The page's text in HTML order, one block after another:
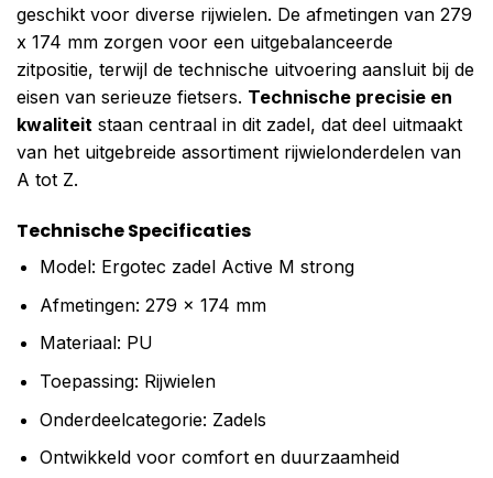
geschikt voor diverse rijwielen. De afmetingen van 279
x 174 mm zorgen voor een uitgebalanceerde
zitpositie, terwijl de technische uitvoering aansluit bij de
eisen van serieuze fietsers. Technische precisie en
kwaliteit staan centraal in dit zadel, dat deel uitmaakt
van het uitgebreide assortiment rijwielonderdelen van
A tot Z.
Technische Specificaties
Model: Ergotec zadel Active M strong
Afmetingen: 279 x 174 mm
Materiaal: PU
Toepassing: Rijwielen
Onderdeelcategorie: Zadels
Ontwikkeld voor comfort en duurzaamheid